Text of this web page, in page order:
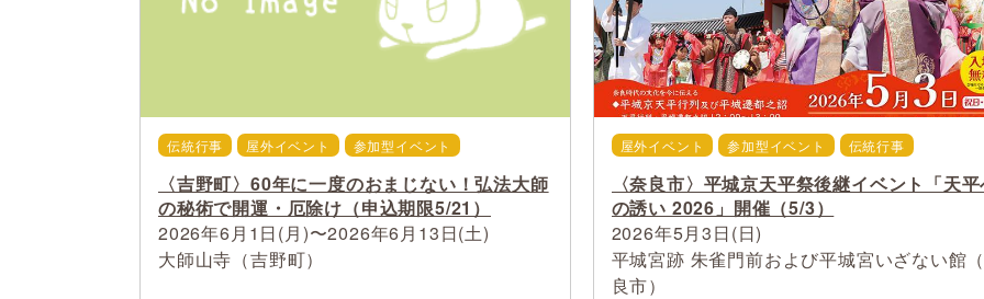
伝統行事 屋外イベント 参加型イベント
〈吉野町〉60年に一度のおまじない！弘法大師
の秘術で開運・厄除け（申込期限5/21）
2026年6月1日(月)〜2026年6月13日(土)
大師山寺（吉野町）
屋外イベント 参加型イベント 伝統行事
〈奈良市〉平城京天平祭後継イベント「天
の誘い 2026」開催（5/3）
2026年5月3日(日)
平城宮跡 朱雀門前および平城宮いざない館
良市）